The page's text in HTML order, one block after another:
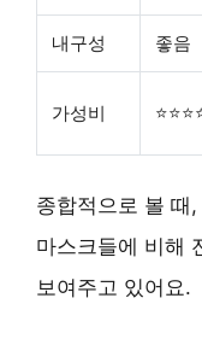
내구성 좋음
가성비
종합적으로 볼 때
마스크들에 비해
보여주고 있어요.